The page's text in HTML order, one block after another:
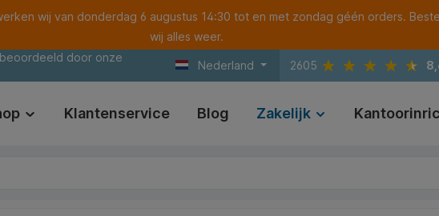
wij van donderdag 6 augustus 14:30 tot en met zondag géén orders.
wij alles weer.
door onze
Nederland 2605
Klantenservice Blog Zakelijk